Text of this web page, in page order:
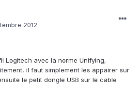
2012
Logitech avec la norme Unifying,
il faut simplement les appairer sur
le petit dongle USB sur le cable